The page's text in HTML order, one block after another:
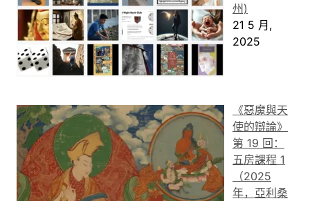
州)
21 5 月,
2025
《惡魔與天
使的辯論》
第 19 回：
五房課程 1
（2025
年，亞利桑